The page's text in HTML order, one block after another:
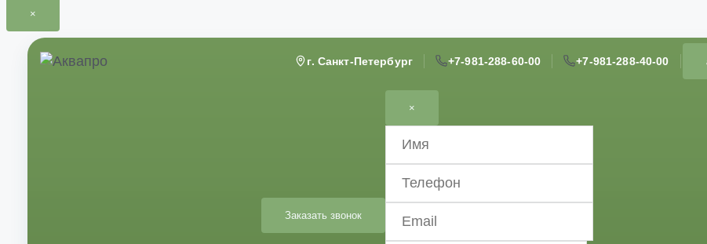
×
Перейти
г. Санкт-Петербург +7-981-288-60-00 +7-981-288-40-00
Заказать звонок
×